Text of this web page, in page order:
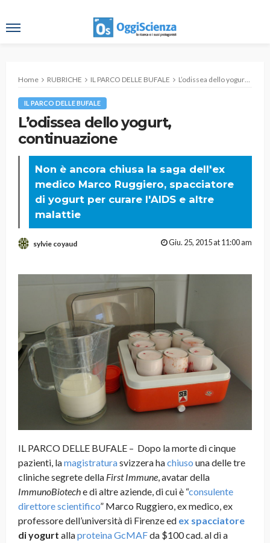
Home RUBRICHE IL PARCO DELLE BUFALE L’odissea dello yogurt, continuazione
IL PARCO DELLE BUFALE
L’odissea dello yogurt,
continuazione
Non è ancora chiusa la saga dell'ex
medico Marco Ruggiero, spacciatore
di yogurt per curare l'AIDS e altre
malattie
sylvie coyaud Giu. 25, 2015 at 11:00 am
IL PARCO DELLE BUFALE – Dopo la morte di cinque
pazienti, lamagistraturasvizzera hachiuso una delle tre
cliniche segrete della First Immune, avatar della
ImmunoBioteche di altre aziende, di cui è “consulente
direttore scientifico” Marco Ruggiero, ex medico, ex
professore dell’università di Firenze ed ex spacciatore
di yogurt allaproteina GcMAFda $100 cad. al dì a